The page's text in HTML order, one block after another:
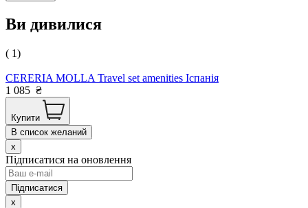
Ви дивилися
( 1)
CERERIA MOLLA Travel set amenities Іспанія
1 085 ₴
Купити
В список желаний
x
Підписатися на оновлення
x